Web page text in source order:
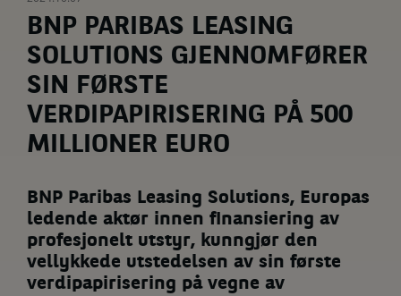
BNP PARIBAS LEASING
SOLUTIONS GJENNOMFØRER
SIN FØRSTE
VERDIPAPIRISERING PÅ 500
MILLIONER EURO
BNP Paribas Leasing Solutions, Europas
ledende aktør innen finansiering av
profesjonelt utstyr, kunngjør den
vellykkede utstedelsen av sin første
verdipapirisering på vegne av